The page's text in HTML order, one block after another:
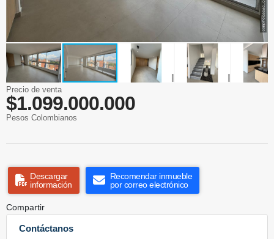
Precio de venta
$1.099.000.000
Pesos Colombianos
Descargar
información
Recomendar inmueble
por correo electrónico
Compartir
Contáctanos